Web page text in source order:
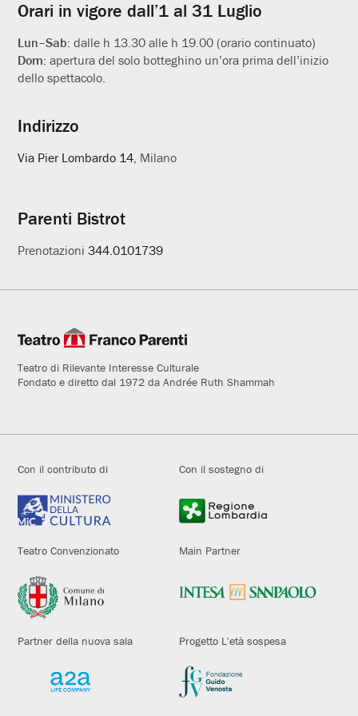
Orari in vigore dall’1 al 31 Luglio
Lun–Sab:dalle h 13.30 alle h 19.00 (orario continuato)
Dom:apertura del solo botteghino un’ora prima dell’inizio
dello spettacolo.
Indirizzo
Via Pier Lombardo 14 , Milano
Parenti Bistrot
Prenotazioni344.0101739
Teatro di Rilevante Interesse Culturale
Fondato e diretto dal 1972 da Andrée Ruth Shammah
Con il contributo di Con il sostegno di
Teatro Convenzionato Main Partner
Partner della nuova sala Progetto L'età sospesa